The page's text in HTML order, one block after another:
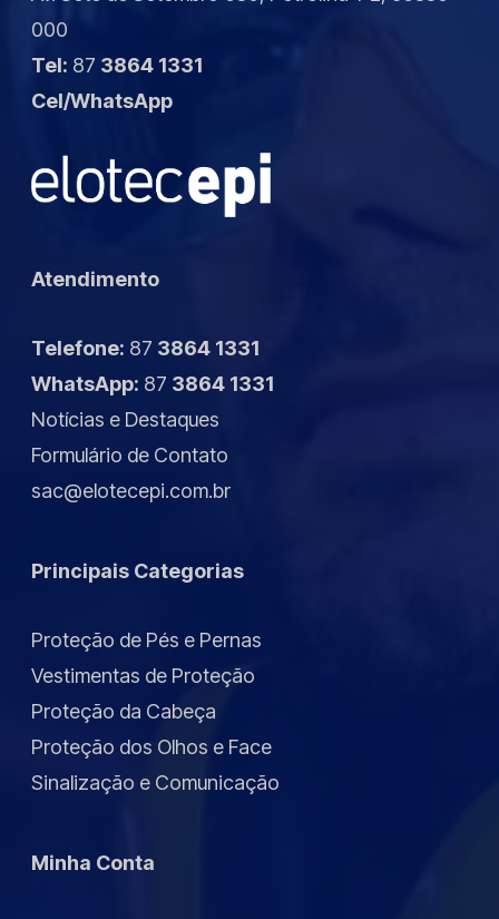
000
Tel: 87 3864 1331
Cel/WhatsApp
Atendimento
Telefone: 87 3864 1331
WhatsApp: 87 3864 1331
Notícias e Destaques
Formulário de Contato
sac@elotecepi.com.br
Principais Categorias
Proteção de Pés e Pernas
Vestimentas de Proteção
Proteção da Cabeça
Proteção dos Olhos e Face
Sinalização e Comunicação
Minha Conta